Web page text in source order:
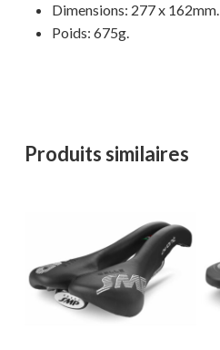
Dimensions: 277 x 162mm.
Poids: 675g.
Produits similaires